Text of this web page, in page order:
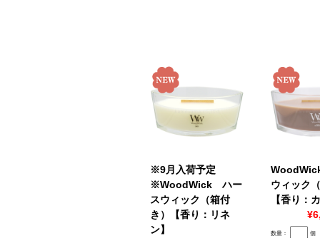
※9月入荷予定
※WoodWick ハー
スウィック（箱付
き）【香り：リネ
ン】
ウィック
【香り：
数量： 個